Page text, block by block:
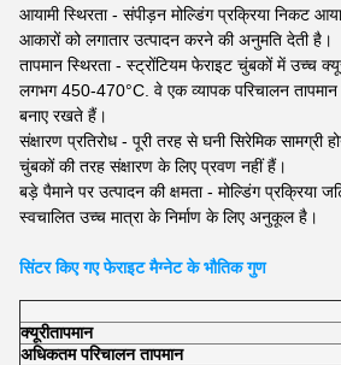
आयामी स्थिरता - संपीड़न मोल्डिंग प्रक्रिया निकट
आकारों को लगातार उत्पादन करने की अनुमति देती है।
तापमान स्थिरता - स्ट्रोंटियम फेराइट चुंबकों में उच्च
लगभग 450-470°C. वे एक व्यापक परिचालन
बनाए रखते हैं।
संक्षारण प्रतिरोध - पूरी तरह से घनी सिरेमिक
चुंबकों की तरह संक्षारण के लिए प्रवण नहीं हैं।
बड़े पैमाने पर उत्पादन की क्षमता - मोल्डिंग प्रक्रिया
स्वचालित उच्च मात्रा के निर्माण के लिए अनुकूल है।
सिंटर किए गए फेराइट मैग्नेट के भौतिक गुण
क्यूरीतापमान
अधिकतम परिचालन तापमान